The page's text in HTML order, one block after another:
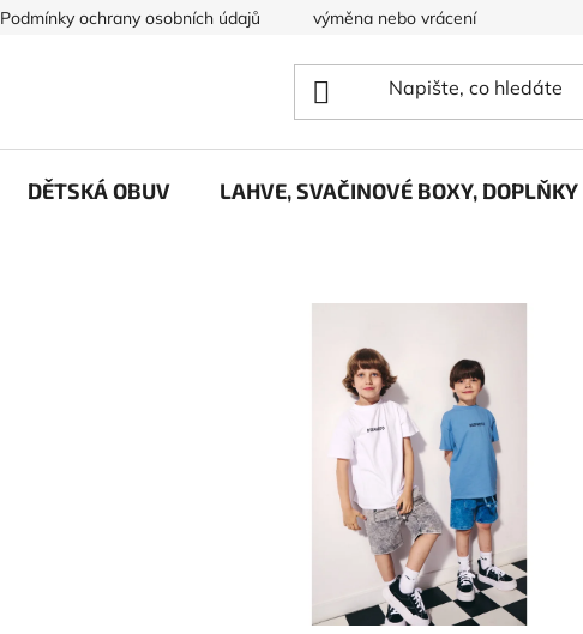
Podmínky ochrany osobních údajů výměna nebo vrácení zboží
DĚTSKÁ OBUV LAHVE, SVAČINOVÉ BOXY, DOPLŇKY